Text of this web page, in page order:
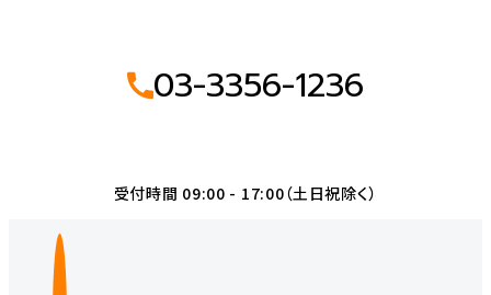
03-3356-1236
受付時間 09:00 - 17:00（土日祝除く）